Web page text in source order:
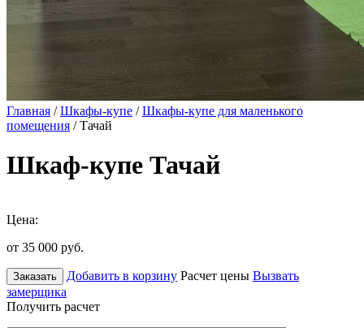
Главная /Шкафы-купе /Шкафы-купе для маленького
помещения / Тачай
Шкаф-купе Тачай
Цена:
от 35 000 руб.
Заказать Добавить в корзину Расчет цены Вызвать
замерщика
Получить расчет